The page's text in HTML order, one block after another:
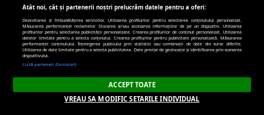
179 zile
hit.gemius.pl
Atât noi, cât și partenerii noștri prelucrăm datele pentru a oferi:
Dezvoltarea și îmbunătățirea serviciilor. Utilizarea profilurilor pentru selectarea conținutului personalizat.
Măsurarea performanței reclamelor. Stocarea și/sau accesarea informațiilor de pe un dispozitiv. Utilizarea
profilurilor pentru selectarea publicității personalizate. Crearea profilurilor de conținut personalizat. Utilizarea
datelor limitate pentru a selecta conținutul. Crearea profilurilor pentru publicitate personalizată. Măsurarea
performanței conținutului. Înțelegerea publicului prin statistici sau combinații de date din surse diferite.
Utilizarea de date limitate pentru a selecta publicitatea. Date precise de geolocație și identificarea prin scanarea
dispozitivului.
Listă parteneri (furnizori)
ACCEPT TOATE
VREAU SA MODIFIC SETARILE INDIVIDUAL